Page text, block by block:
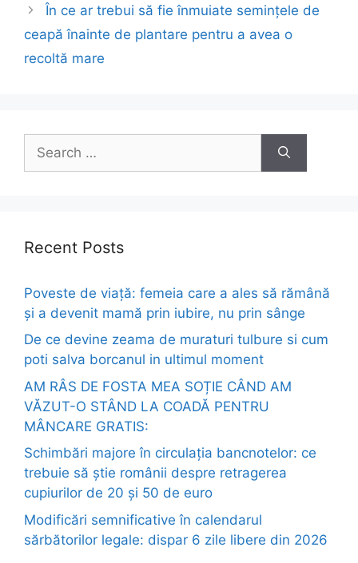
În ce ar trebui să fie înmuiate semințele de
ceapă înainte de plantare pentru a avea o
recoltă mare
for:
Recent Posts
Poveste de viață: femeia care a ales să rămână
și a devenit mamă prin iubire, nu prin sânge
De ce devine zeama de muraturi tulbure si cum
poti salva borcanul in ultimul moment
AM RÂS DE FOSTA MEA SOȚIE CÂND AM
VĂZUT-O STÂND LA COADĂ PENTRU
MÂNCARE GRATIS:
Schimbări majore în circulația bancnotelor: ce
trebuie să știe românii despre retragerea
cupiurilor de 20 și 50 de euro
Modificări semnificative în calendarul
sărbătorilor legale: dispar 6 zile libere din 2026